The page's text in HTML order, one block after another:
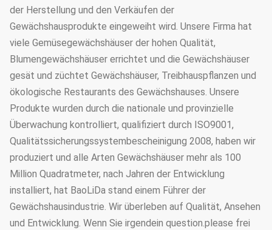
der Herstellung und den Verkäufen der
Gewächshausprodukte eingeweiht wird. Unsere Firma hat
viele Gemüsegewächshäuser der hohen Qualität,
Blumengewächshäuser errichtet und die Gewächshäuser
gesät und züchtet Gewächshäuser, Treibhauspflanzen und
ökologische Restaurants des Gewächshauses. Unsere
Produkte wurden durch die nationale und provinzielle
Überwachung kontrolliert, qualifiziert durch ISO9001,
Qualitätssicherungssystembescheinigung 2008, haben wir
produziert und alle Arten Gewächshäuser mehr als 100
Million Quadratmeter, nach Jahren der Entwicklung
installiert, hat BaoLiDa stand einem Führer der
Gewächshausindustrie. Wir überleben auf Qualität, Ansehen
und Entwicklung. Wenn Sie irgendein question.please frei